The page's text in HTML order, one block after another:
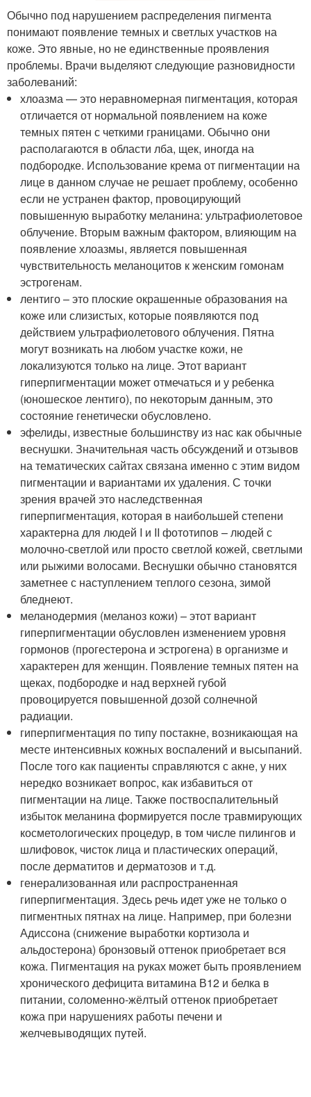
Обычно под нарушением распределения пигмента
понимают появление темных и светлых участков на
коже. Это явные, но не единственные проявления
проблемы. Врачи выделяют следующие разновидности
заболеваний:
хлоазма — это неравномерная пигментация, которая
отличается от нормальной появлением на коже
темных пятен с четкими границами. Обычно они
располагаются в области лба, щек, иногда на
подбородке. Использование крема от пигментации на
лице в данном случае не решает проблему, особенно
если не устранен фактор, провоцирующий
повышенную выработку меланина: ультрафиолетовое
облучение. Вторым важным фактором, влияющим на
появление хлоазмы, является повышенная
чувствительность меланоцитов к женским гомонам
эстрогенам.
лентиго – это плоские окрашенные образования на
коже или слизистых, которые появляются под
действием ультрафиолетового облучения. Пятна
могут возникать на любом участке кожи, не
локализуются только на лице. Этот вариант
гиперпигментации может отмечаться и у ребенка
(юношеское лентиго), по некоторым данным, это
состояние генетически обусловлено.
эфелиды, известные большинству из нас как обычные
веснушки. Значительная часть обсуждений и отзывов
на тематических сайтах связана именно с этим видом
пигментации и вариантами их удаления. С точки
зрения врачей это наследственная
гиперпигментация, которая в наибольшей степени
характерна для людей I и II фототипов – людей с
молочно-светлой или просто светлой кожей, светлыми
или рыжими волосами. Веснушки обычно становятся
заметнее с наступлением теплого сезона, зимой
бледнеют.
меланодермия (меланоз кожи) – этот вариант
гиперпигментации обусловлен изменением уровня
гормонов (прогестерона и эстрогена) в организме и
характерен для женщин. Появление темных пятен на
щеках, подбородке и над верхней губой
провоцируется повышенной дозой солнечной
радиации.
гиперпигментация по типу постакне, возникающая на
месте интенсивных кожных воспалений и высыпаний.
После того как пациенты справляются с акне, у них
нередко возникает вопрос, как избавиться от
пигментации на лице. Также поствоспалительный
избыток меланина формируется после травмирующих
косметологических процедур, в том числе пилингов и
шлифовок, чисток лица и пластических операций,
после дерматитов и дерматозов и т.д.
генерализованная или распространенная
гиперпигментация. Здесь речь идет уже не только о
пигментных пятнах на лице. Например, при болезни
Адиссона (снижение выработки кортизола и
альдостерона) бронзовый оттенок приобретает вся
кожа. Пигментация на руках может быть проявлением
хронического дефицита витамина В12 и белка в
питании, соломенно-жёлтый оттенок приобретает
кожа при нарушениях работы печени и
желчевыводящих путей.